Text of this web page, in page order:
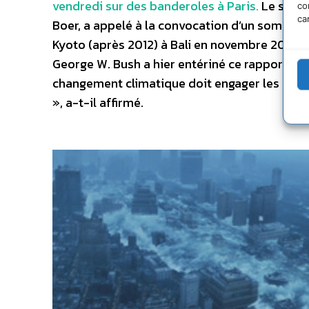
vendredi sur des banderoles à Paris. Le
Boer, a appelé à la convocation d’un
Kyoto (après 2012) à Bali en novembre
George W. Bush a hier entériné ce rapport
changement climatique doit engager les
», a-t-il affirmé.